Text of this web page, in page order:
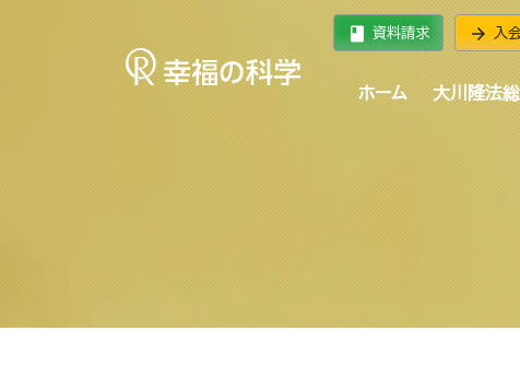
book 資料請求 arrow_forward 入
ホーム 大川隆法